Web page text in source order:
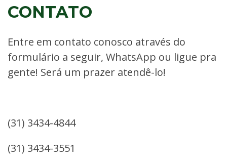
CONTATO
Entre em contato conosco através do
formulário a seguir, WhatsApp ou ligue pra
gente! Será um prazer atendê-lo!
(31) 3434-4844
(31) 3434-3551